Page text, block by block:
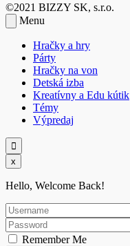
©2021 BIZZY SK, s.r.o.
Menu
Hračky a hry
Párty
Hračky na von
Detská izba
Kreatívny a Edu kútik
Témy
Výpredaj
x
Hello, Welcome Back!
Remember Me